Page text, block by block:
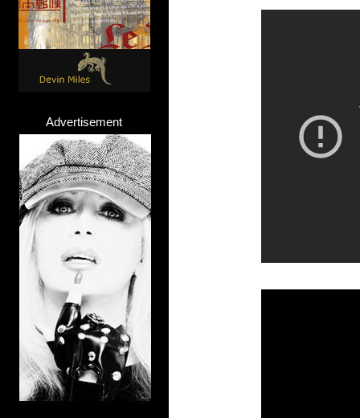
Advertisement